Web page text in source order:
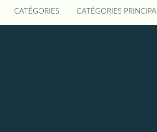
CATÉGORIES CATÉGORIES